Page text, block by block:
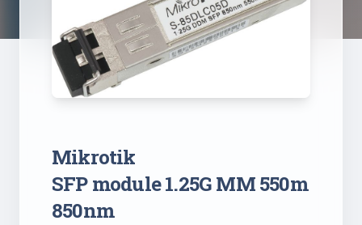
Mikrotik
SFP module 1.25G MM 550m
850nm